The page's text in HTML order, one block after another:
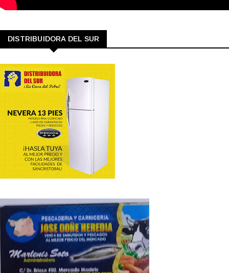
DISTRIBUIDORA DEL SUR